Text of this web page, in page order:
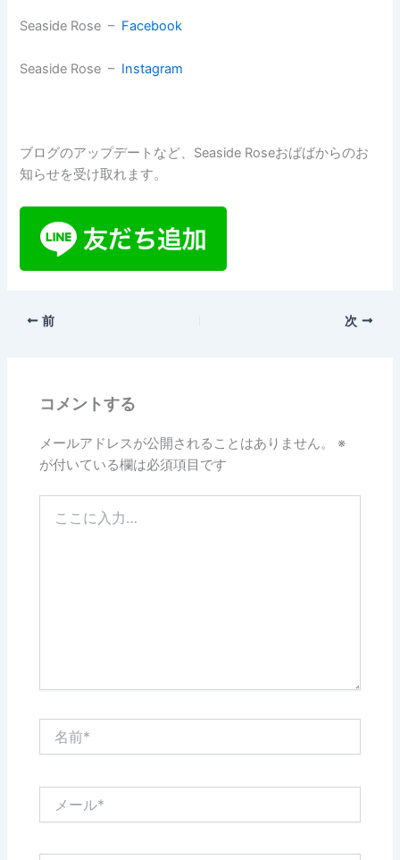
Seaside Rose – Facebook
Seaside Rose – Instagram
ブログのアップデートなど、Seaside Roseおばばからのお
知らせを受け取れます。
前 次
コメントする
メールアドレスが公開されることはありません。
※
が付いている欄は必須項目です